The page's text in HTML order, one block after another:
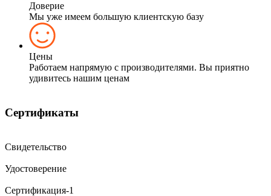
Доверие
Мы уже имеем большую клиентскую базу
Цены
Работаем напрямую с производителями. Вы приятно
удивитесь нашим ценам
Сертификаты
Свидетельство
Удостоверение
Сертификация-1